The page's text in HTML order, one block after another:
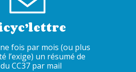
fois par mois (ou plus
l’exige) un résumé de
CC37 par mail